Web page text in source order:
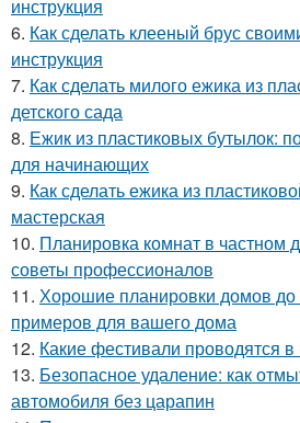
инструкция
6. Как сделать клееный брус
инструкция
7. Как сделать милого ежика из
детского сада
8. Ежик из пластиковых бутылок:
для начинающих
9. Как сделать ежика из
мастерская
10. Планировка комнат в частном
советы профессионалов
11. Хорошие планировки домов до
примеров для вашего дома
12. Какие фестивали проводятся в
13. Безопасное удаление: как
автомобиля без царапин